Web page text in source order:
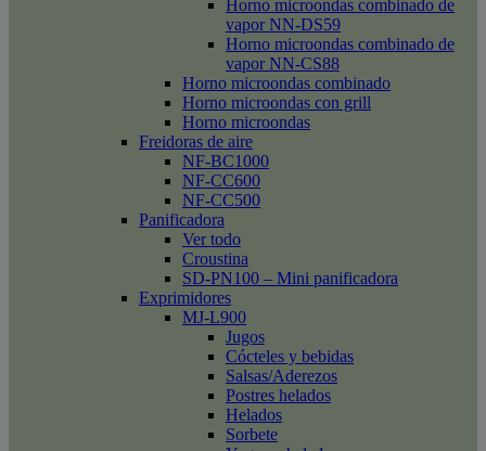
Horno microondas combinado de
vapor NN-DS59
Horno microondas combinado de
vapor NN-CS88
Horno microondas combinado
Horno microondas con grill
Horno microondas
Freidoras de aire
NF-BC1000
NF-CC600
NF-CC500
Panificadora
Ver todo
Croustina
SD-PN100 – Mini panificadora
Exprimidores
MJ-L900
Jugos
Cócteles y bebidas
Salsas/Aderezos
Postres helados
Helados
Sorbete